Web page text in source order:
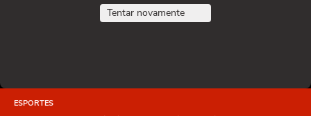
Tentar novamente
ESPORTES